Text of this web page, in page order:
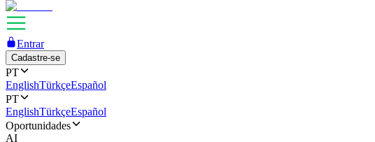
Entrar
Cadastre-se
PT
EnglishTürkçeEspañol
PT
EnglishTürkçeEspañol
Oportunidades
AI